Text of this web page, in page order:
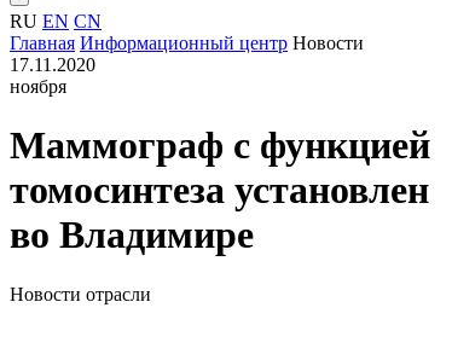
RU EN CN
Главная Информационный центр Новости
17.11.2020
ноября
Маммограф с функцией
томосинтеза установлен
во Владимире
Новости отрасли